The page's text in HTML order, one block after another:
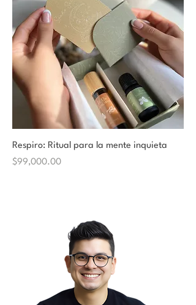
Respiro: Ritual para la mente inquieta
Price
$99,000.00